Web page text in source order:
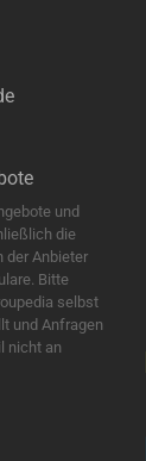
und
die
der Anbieter
Bitte
selbst
und Anfragen
nicht an